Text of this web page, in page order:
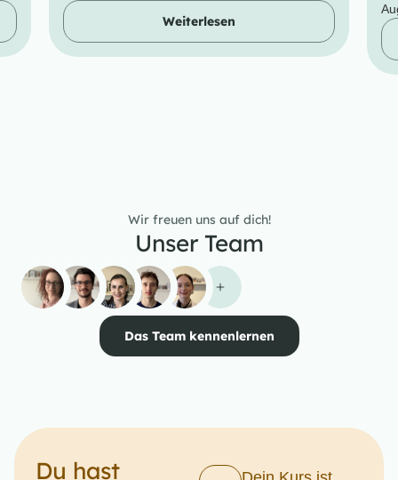
Weiterlesen
Wir freuen uns auf dich!
Unser Team
Das Team kennenlernen
Du hast